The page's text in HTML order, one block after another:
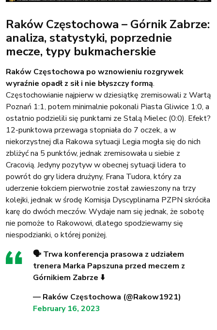
Raków Częstochowa – Górnik Zabrze:
analiza, statystyki, poprzednie
mecze, typy bukmacherskie
Raków Częstochowa po wznowieniu rozgrywek
wyraźnie opadł z sił i nie błyszczy formą.
Częstochowianie najpierw w dziesiątkę zremisowali z Wartą
Poznań 1:1, potem minimalnie pokonali Piasta Gliwice 1:0, a
ostatnio podzielili się punktami ze Stalą Mielec (0:0). Efekt?
12-punktowa przewaga stopniała do 7 oczek, a w
niekorzystnej dla Rakowa sytuacji Legia mogła się do nich
zbliżyć na 5 punktów, jednak zremisowała u siebie z
Cracovią. Jedyny pozytyw w obecnej sytuacji lidera to
powrót do gry lidera drużyny, Frana Tudora, który za
uderzenie łokciem pierwotnie został zawieszony na trzy
kolejki, jednak w środę Komisja Dyscyplinarna PZPN skróciła
karę do dwóch meczów. Wydaje nam się jednak, że sobotę
nie pomoże to Rakowowi, dlatego spodziewamy się
niespodzianki, o której poniżej.
🗣️ Trwa konferencja prasowa z udziałem
trenera Marka Papszuna przed meczem z
Górnikiem Zabrze ⬇️
— Raków Częstochowa (@Rakow1921)
February 16, 2023